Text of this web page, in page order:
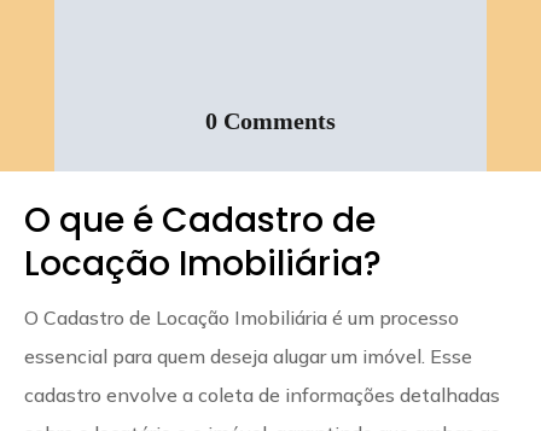
0 Comments
O que é Cadastro de
Locação Imobiliária?
O Cadastro de Locação Imobiliária é um processo
essencial para quem deseja alugar um imóvel. Esse
cadastro envolve a coleta de informações detalhadas